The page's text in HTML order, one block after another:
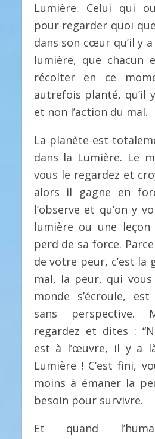
Lumière. Celui qui
pour regarder quoi
dans son cœur qu’il y
lumière, que chacun
récolter en ce
autrefois planté, qu’il
et non l’action du mal.
La planète est
dans la Lumière. Le
vous le regardez et
alors il gagne en
l’observe et qu’on y
lumière ou une
perd de sa force.
de votre peur, c’est la
mal, la peur, qui
monde s’écroule,
sans perspective.
regardez et dites :
est à l’œuvre, il y a
Lumière ! C’est fini,
moins à émaner la
besoin pour survivre.
Et quand